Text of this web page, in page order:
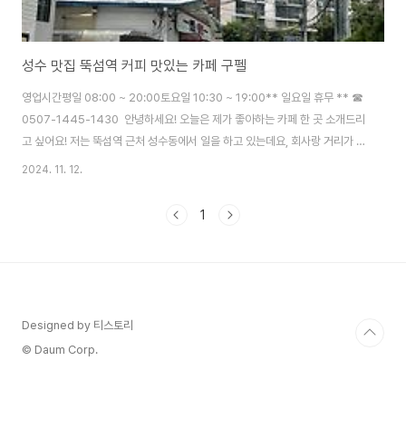
성수 맛집 뚝섬역 커피 맛있는 카페 구펠
영업시간평일 08:00 ~ 20:00토요일 10:30 ~ 19:00** 일요일 휴무 ** ☎
0507-1445-1430 안녕하세요! 오늘은 제가 좋아하는 카페 한 곳 소개드리
고 싶어요! 저는 뚝섬역 근처 성수동에서 일을 하고 있는데요, 회사랑 거리가 좀
있지만 (걸어서 7-8분 정도?) 정말 맛있는 카페를 발견해서 종종 들르고 있습
~ 쭉 따라 걸으시면 저 앞에 벽돌 건물이 있는데, 그 곳이 바로 "구펠
2024. 11. 12.
1
Designed by 티스토리
© Daum Corp.